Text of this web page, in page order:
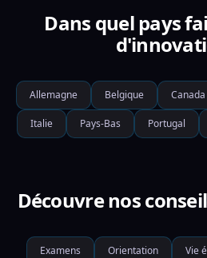
Dans quel pays
Allemagne Belgique Canada
Italie Pays-Bas Portugal
Découvre nos
Examens Orientation Vie